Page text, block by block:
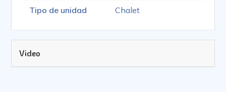
Tipo de unidad
Chalet
Video